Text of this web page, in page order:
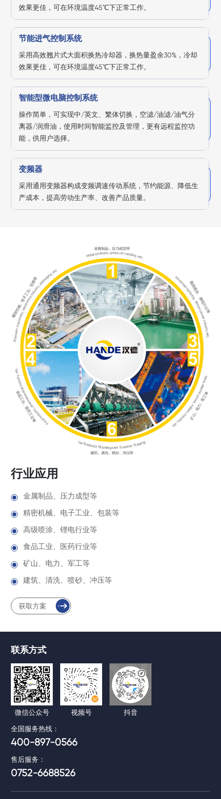
效果更佳，可在环境温度45℃下正常工作。
节能进气控制系统
采用高效翘片式大面积换热冷却器，换热量盈余30%，冷却
效果更佳，可在环境温度45℃下正常工作。
智能型微电脑控制系统
操作简单，可实现中/英文、繁体切换，空滤/油滤/油气分
离器/润滑油，使用时间智能监控及管理，更有远程监控功
能，供用户选择。
变频器
采用通用变频器构成变频调速传动系统，节约能源、降低生
产成本，提高劳动生产率、改善产品质量。
行业应用
金属制品、压力成型等
精密机械、电子工业、包装等
高级喷涂、锂电行业等
食品工业、医药行业等
矿山、电力、军工等
建筑、清洗、喷砂、冲压等
获取方案
联系方式
微信公众号 视频号 抖音
全国服务热线：
400-897-0566
售后服务：
0752-6688526